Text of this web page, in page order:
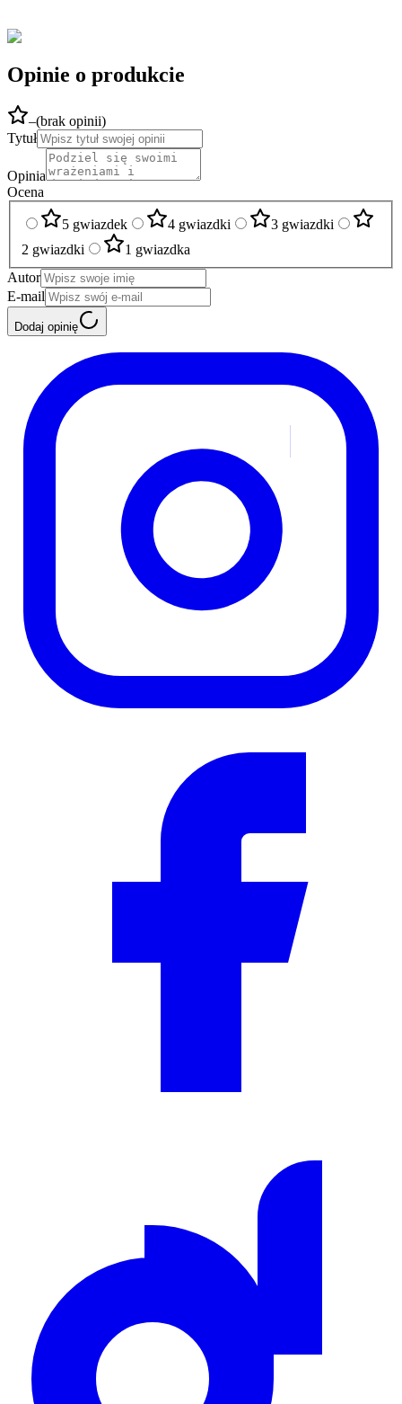
Opinie o produkcie
–(brak opinii)
Tytuł
Opinia
Ocena
5 gwiazdek 4 gwiazdki
3 gwiazdki
2 gwiazdki
1 gwiazdka
Autor
E-mail
Dodaj opinię